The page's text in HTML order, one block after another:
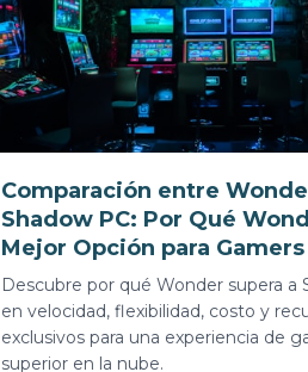
Comparación entre
Shadow PC: Por Qué
Mejor Opción para Gamers
Descubre por qué Wonder supera a
en velocidad, flexibilidad, costo y
exclusivos para una experiencia de
superior en la nube.